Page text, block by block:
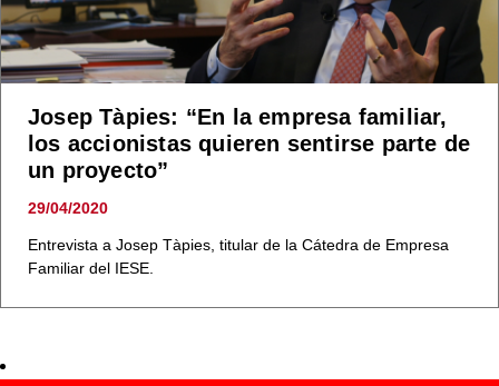
Josep Tàpies: “En la empresa familiar,
los accionistas quieren sentirse parte de
un proyecto”
29/04/2020
Entrevista a Josep Tàpies, titular de la Cátedra de Empresa
Familiar del IESE.